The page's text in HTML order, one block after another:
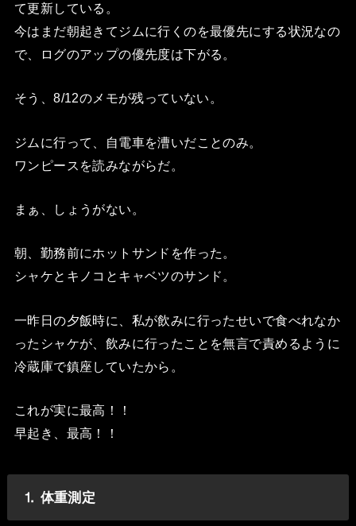
て更新している。
今はまだ朝起きてジムに行くのを最優先にする状況なの
で、ログのアップの優先度は下がる。
そう、8/12のメモが残っていない。
ジムに行って、自電車を漕いだことのみ。
ワンピースを読みながらだ。
まぁ、しょうがない。
朝、勤務前にホットサンドを作った。
シャケとキノコとキャベツのサンド。
一昨日の夕飯時に、私が飲みに行ったせいで食べれなか
ったシャケが、飲みに行ったことを無言で責めるように
冷蔵庫で鎮座していたから。
これが実に最高！！
早起き、最高！！
⒈ 体重測定